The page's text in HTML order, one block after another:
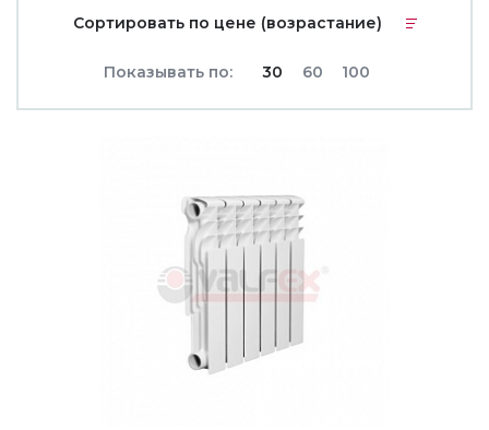
Сортировать по цене (возрастание)
Показывать по: 30 60 100